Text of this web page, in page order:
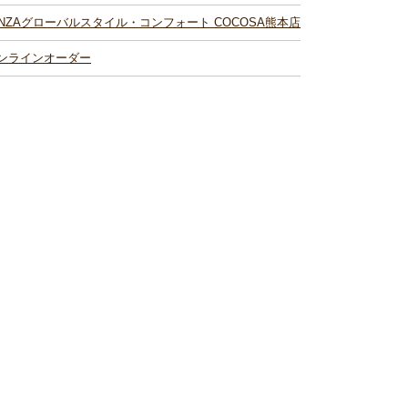
グローバルスタイル・コンフォート COCOSA熊本店
ラインオーダー